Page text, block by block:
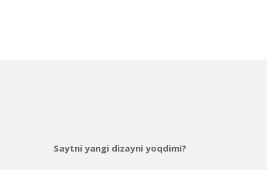
Saytni yangi dizayni yoqdimi?